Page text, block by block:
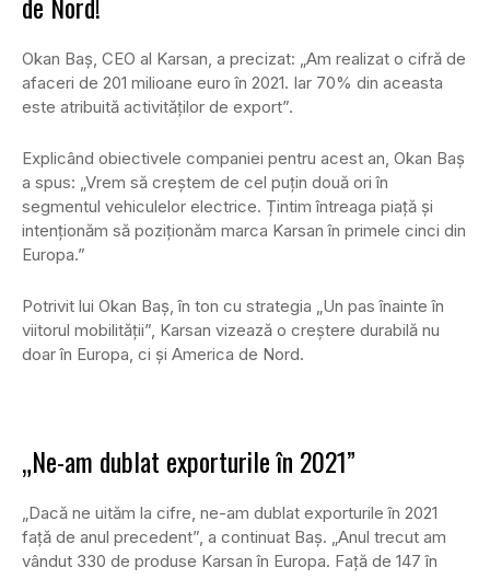
Okan Baş, CEO al Karsan, a precizat: „Am realizat o cifră de
afaceri de 201 milioane euro în 2021. Iar 70% din aceasta
este atribuită activităţilor de export”.
Explicând obiectivele companiei pentru acest an, Okan Baș
a spus: „Vrem să creștem de cel puțin două ori în
segmentul vehiculelor electrice. Țintim întreaga piață și
intenționăm să poziționăm marca Karsan în primele cinci din
Europa.”
Potrivit lui Okan Baș, în ton cu strategia „Un pas înainte în
viitorul mobilității”, Karsan vizează o creștere durabilă nu
doar în Europa, ci și America de Nord.
„Ne-am dublat exporturile în 2021”
„Dacă ne uităm la cifre, ne-am dublat exporturile în 2021
față de anul precedent”, a continuat Baș. „Anul trecut am
vândut 330 de produse Karsan în Europa. Față de 147 în